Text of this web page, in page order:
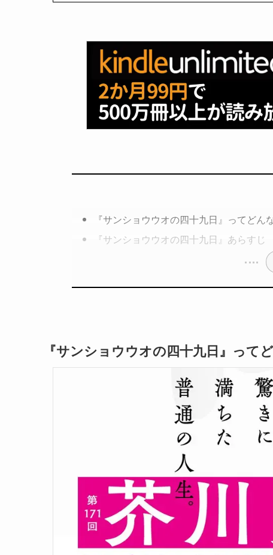
『サンショウウオの四十九日』ってどん
『サンショウウオの四十九日』あらすじ
『サンショウウオの四十九日』って